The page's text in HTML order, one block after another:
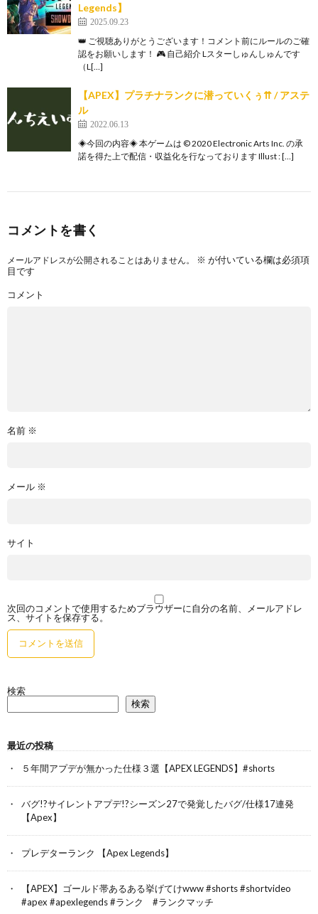
Legends】
2025.09.23
👑 ご視聴ありがとうございます！コメント前にルールのご確
認をお願いします！ 🎮 自己紹介 Lスターしゅんしゅんです
（L[…]
【APEX】プラチナランクに潜っていくぅ⇈ / アステ
ル
2022.06.13
◈今回の内容◈ 本ゲームは © 2020 Electronic Arts Inc. の承
諾を得た上で配信・収益化を行なっております Illust : […]
コメントを書く
メールアドレスが公開されることはありません。 ※ が付いている欄は必須項
目です
コメント
名前 ※
メール ※
サイト
次回のコメントで使用するためブラウザーに自分の名前、メールアドレ
ス、サイトを保存する。
検索
検索
最近の投稿
５年間アプデが無かった仕様３選【APEX LEGENDS】#shorts
バグ!?サイレントアプデ!?シーズン27で発覚したバグ/仕様17連発
【Apex】
プレデターランク 【Apex Legends】
【APEX】ゴールド帯あるある挙げてけwww #shorts #shortvideo
#apex #apexlegends #ランク #ランクマッチ